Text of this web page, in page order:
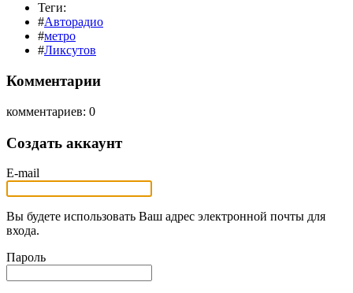
Теги:
#Авторадио
#метро
#Ликсутов
Комментарии
комментариев: 0
Создать аккаунт
E-mail
Вы будете использовать Ваш адрес электронной почты для
входа.
Пароль